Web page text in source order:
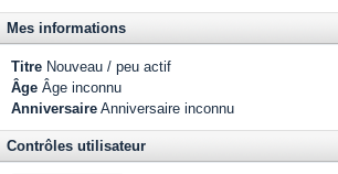
Mes informations
Titre Nouveau / peu actif
Âge Âge inconnu
Anniversaire Anniversaire inconnu
Contrôles utilisateur